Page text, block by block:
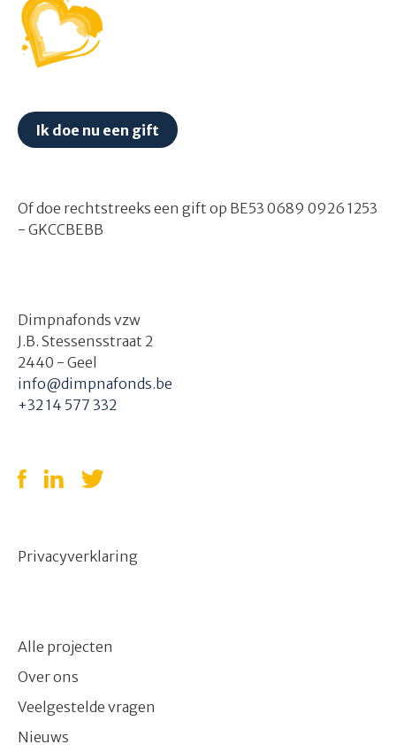
Ik doe nu een gift
Of doe rechtstreeks een gift op BE53 0689 0926 1253
- GKCCBEBB
Dimpnafonds vzw
J.B. Stessensstraat 2
2440 - Geel
info@dimpnafonds.be
+32 14 577 332
Privacyverklaring
Alle projecten
Over ons
Veelgestelde vragen
Nieuws